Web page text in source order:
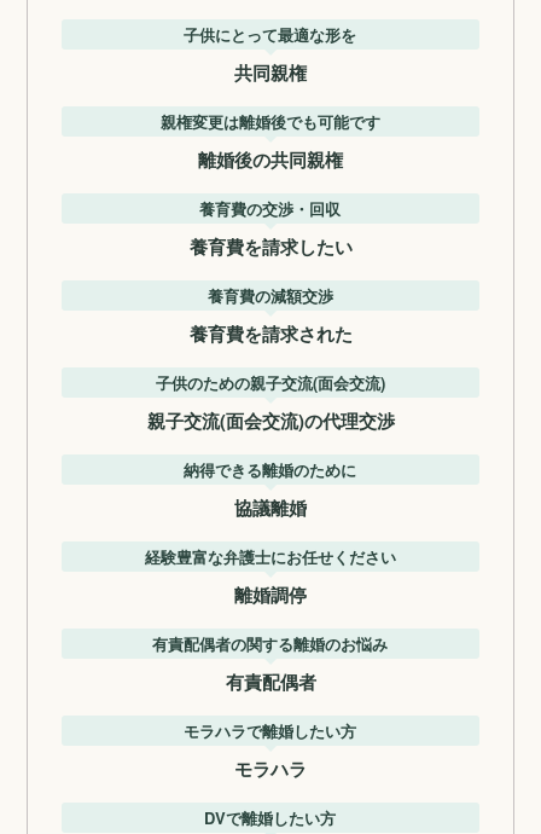
子供にとって最適な形を
共同親権
親権変更は離婚後でも可能です
離婚後の共同親権
養育費の交渉・回収
養育費を請求したい
養育費の減額交渉
養育費を請求された
子供のための親子交流(面会交流)
親子交流(面会交流)の代理交渉
納得できる離婚のために
協議離婚
経験豊富な弁護士にお任せください
離婚調停
有責配偶者の関する離婚のお悩み
有責配偶者
モラハラで離婚したい方
モラハラ
DVで離婚したい方